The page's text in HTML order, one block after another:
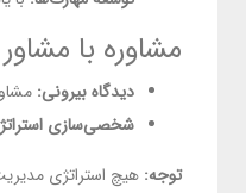
مشاوره با
دیدگاه بیرونی:
شخصی‌سازی
توجه: هیچ استراتژی